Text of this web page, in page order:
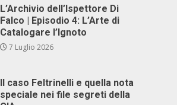
L’Archivio dell’Ispettore Di
Falco | Episodio 4: L’Arte di
Catalogare l’Ignoto
7 Luglio 2026
Il caso Feltrinelli e quella nota
speciale nei file segreti della